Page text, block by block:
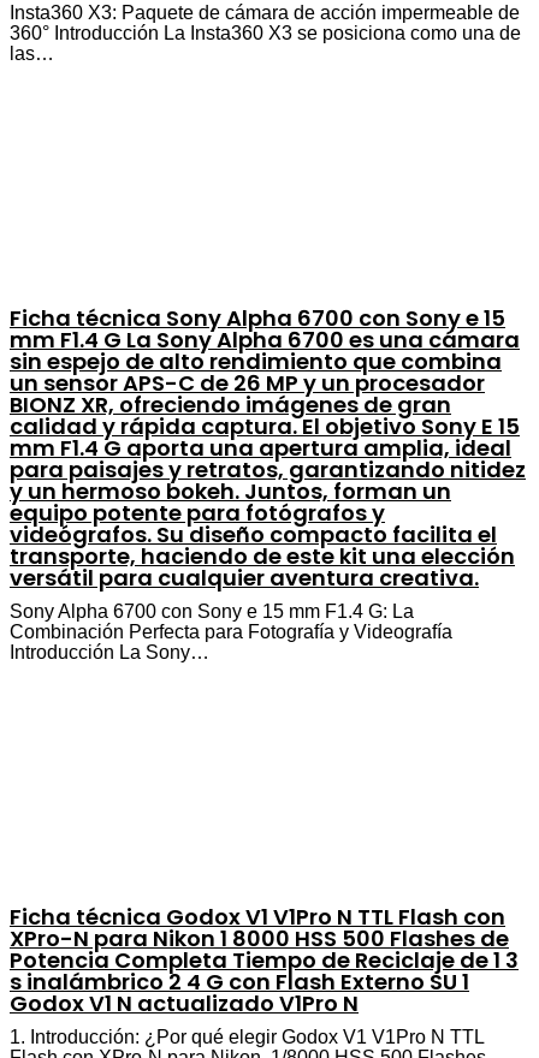
Insta360 X3: Paquete de cámara de acción impermeable de
360° Introducción La Insta360 X3 se posiciona como una de
las…
Ficha técnica Sony Alpha 6700 con Sony e 15
mm F1.4 G La Sony Alpha 6700 es una cámara
sin espejo de alto rendimiento que combina
un sensor APS-C de 26 MP y un procesador
BIONZ XR, ofreciendo imágenes de gran
calidad y rápida captura. El objetivo Sony E 15
mm F1.4 G aporta una apertura amplia, ideal
para paisajes y retratos, garantizando nitidez
y un hermoso bokeh. Juntos, forman un
equipo potente para fotógrafos y
videógrafos. Su diseño compacto facilita el
transporte, haciendo de este kit una elección
versátil para cualquier aventura creativa.
Sony Alpha 6700 con Sony e 15 mm F1.4 G: La
Combinación Perfecta para Fotografía y Videografía
Introducción La Sony…
Ficha técnica Godox V1 V1Pro N TTL Flash con
XPro-N para Nikon 1 8000 HSS 500 Flashes de
Potencia Completa Tiempo de Reciclaje de 1 3
s inalámbrico 2 4 G con Flash Externo SU 1
Godox V1 N actualizado V1Pro N
1. Introducción: ¿Por qué elegir Godox V1 V1Pro N TTL